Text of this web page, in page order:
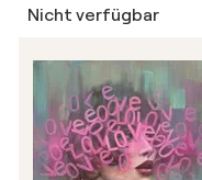
Nicht verfügbar